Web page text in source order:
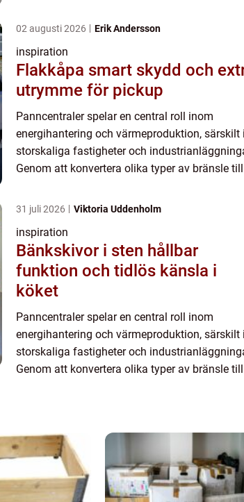
02 augusti 2026 Erik Andersson
inspiration
Flakkåpa smart skydd och extra
utrymme för pickup
Panncentraler spelar en central roll inom
energihantering och värmeproduktion, särskilt i
storskaliga fastigheter och
Genom att konvertera olika typer av bränsle till
31 juli 2026 Viktoria Uddenholm
inspiration
Bänkskivor i sten hållbar
funktion och tidlös känsla i
köket
Panncentraler spelar en central roll inom
energihantering och värmeproduktion, särskilt i
storskaliga fastigheter och
Genom att konvertera olika typer av bränsle till